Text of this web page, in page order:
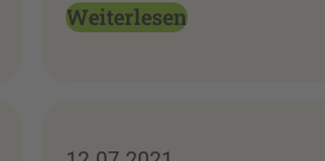
Weiterlesen